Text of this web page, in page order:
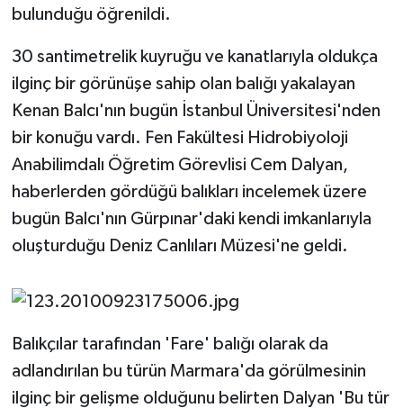
bulunduğu öğrenildi.
30 santimetrelik kuyruğu ve kanatlarıyla oldukça
ilginç bir görünüşe sahip olan balığı yakalayan
Kenan Balcı'nın bugün İstanbul Üniversitesi'nden
bir konuğu vardı. Fen Fakültesi Hidrobiyoloji
Anabilimdalı Öğretim Görevlisi Cem Dalyan,
haberlerden gördüğü balıkları incelemek üzere
bugün Balcı'nın Gürpınar'daki kendi imkanlarıyla
oluşturduğu Deniz Canlıları Müzesi'ne geldi.
Balıkçılar tarafından 'Fare' balığı olarak da
adlandırılan bu türün Marmara'da görülmesinin
ilginç bir gelişme olduğunu belirten Dalyan 'Bu tür